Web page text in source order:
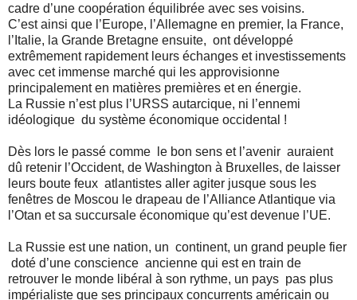
cadre d’une coopération équilibrée avec ses voisins.
C’est ainsi que l’Europe, l’Allemagne en premier, la France,
l’Italie, la Grande Bretagne ensuite, ont développé
extrêmement rapidement leurs échanges et investissements
avec cet immense marché qui les approvisionne
principalement en matières premières et en énergie.
La Russie n’est plus l’URSS autarcique, ni l’ennemi
idéologique du système économique occidental !
Dès lors le passé comme le bon sens et l’avenir auraient
dû retenir l’Occident, de Washington à Bruxelles, de laisser
leurs boute feux atlantistes aller agiter jusque sous les
fenêtres de Moscou le drapeau de l’Alliance Atlantique via
l’Otan et sa succursale économique qu’est devenue l’UE.
La Russie est une nation, un continent, un grand peuple fier
doté d’une conscience ancienne qui est en train de
retrouver le monde libéral à son rythme, un pays pas plus
impérialiste que ses principaux concurrents américain ou